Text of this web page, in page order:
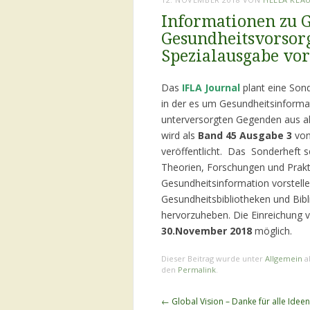
Informationen zu
Spezialausgabe
Das IFLA Journal plant eine
in der es um
unterversorgten Gegenden aus
wird als Band 45 Ausgabe 3
veröffentlicht. Das Sonderheft
Theorien, Forschungen und
Gesundheitsinformation
Gesundheitsbibliotheken und
hervorzuheben. Die Einreichung
30.November 2018 möglich.
Dieser Beitrag wurde unter Allgemein
den Permalink
Beitragsnavigation
← Global Vision – Danke für alle